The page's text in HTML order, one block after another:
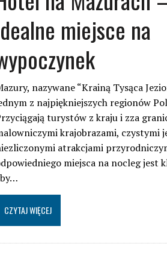
miejsce na
nazywane “Krainą Tysąca
z najpiękniejszych regionów
turystów z kraju i zza
krajobrazami, czystymi
atrakcjami
miejsca na nocleg jest
CZYTAJ WIĘCEJ